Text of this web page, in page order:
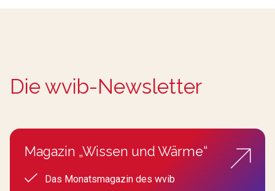
Die wvib-Newsletter
Magazin „Wissen und Wärme“
Das Monatsmagazin des wvib